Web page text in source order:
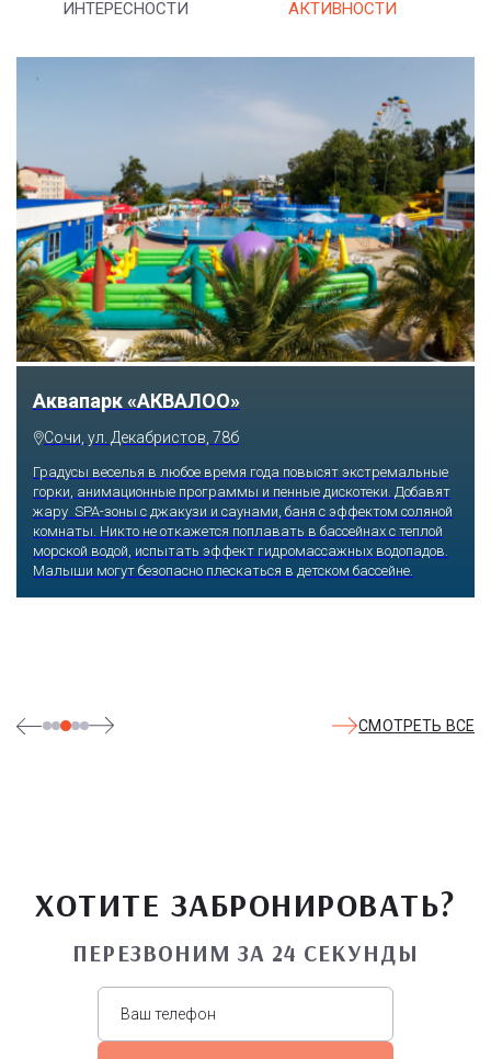
ИНТЕРЕСНОСТИ АКТИВНОСТИ
Аквапарк «АКВАЛОО»
Сочи, ул. Декабристов, 78б
Градусы веселья в любое время года повысят экстремальные
горки, анимационные программы и пенные дискотеки. Добавят
жару SPA-зоны с джакузи и саунами, баня с эффектом соляной
комнаты. Никто не откажется поплавать в бассейнах с теплой
морской водой, испытать эффект гидромассажных водопадов.
Малыши могут безопасно плескаться в детском бассейне.
СМОТРЕТЬ ВСЕ
ХОТИТЕ ЗАБРОНИРОВАТЬ?
ПЕРЕЗВОНИМ ЗА 24 СЕКУНДЫ